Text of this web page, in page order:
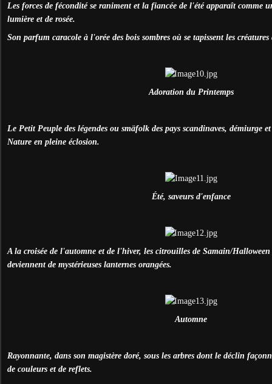
Les forces de fécondité se raniment et la fiancée de l'été apparaît comme
lumière et de rosée.
Son parfum caracole à l'orée des bois sombres où se tapissent les
Adoration du Printemps
Le Petit Peuple des légendes ou smäfolk des pays scandinaves, démiurge
Nature en pleine éclosion.
Été, saveurs d'enfance
A la croisée de l'automne et de l'hiver, les citrouilles de Samain/Halloween
deviennent de mystérieuses lanternes orangées.
Automne
Rayonnante, dans son magistère doré, sous les arbres dont le déclin
de couleurs et de reflets.